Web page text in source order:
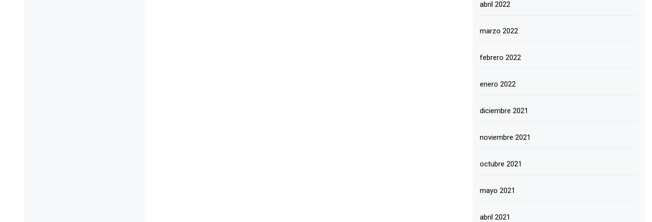
abril 2022
marzo 2022
febrero 2022
enero 2022
diciembre 2021
noviembre 2021
octubre 2021
mayo 2021
abril 2021